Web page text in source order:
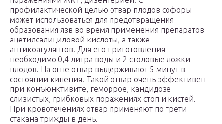
профилактической целью отвар плодов софоры
может использоваться для предотвращения
образования язв во время применения препаратов
ацетилсалициловой кислоты, а также
антикоагулянтов. Для его приготовления
необходимо 0,4 литра воды и 2 столовые ложки
плодов. На огне отвар выдерживают 5 минут в
состоянии кипения. Такой отвар очень эффективен
при конъюнктивите, геморрое, кандидозе
слизистых, грибковых поражениях стоп и кистей.
При кровотечениях отвар применяют по трети
стакана трижды в день.